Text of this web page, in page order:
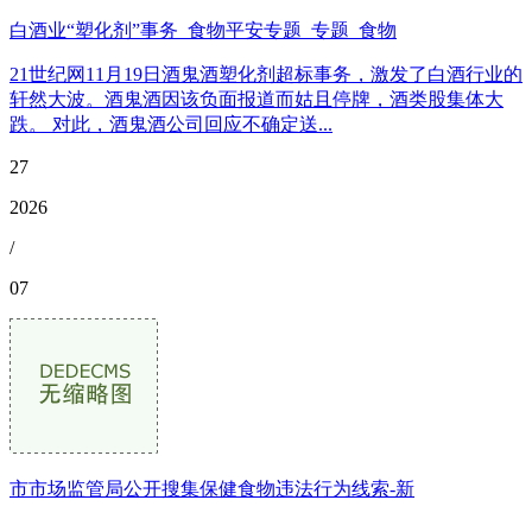
白酒业“塑化剂”事务_食物平安专题_专题_食物
21世纪网11月19日酒鬼酒塑化剂超标事务，激发了白酒行业的
轩然大波。酒鬼酒因该负面报道而姑且停牌，酒类股集体大
跌。 对此，酒鬼酒公司回应不确定送...
27
2026
/
07
市市场监管局公开搜集保健食物违法行为线索-新